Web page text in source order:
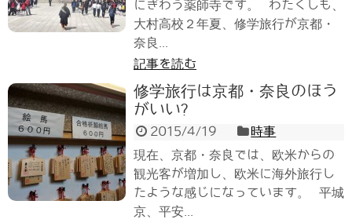
にぎわう薬師寺です。 わたくしも、
大村高校２年夏、修学旅行が京都・
奈良...
記事を読む
修学旅行は京都・奈良のほう
がいい?
2015/4/19
時事
現在、京都・奈良では、欧米からの
観光客が増加し、欧米に海外旅行し
たような感じになっています。 平城
京、平安...